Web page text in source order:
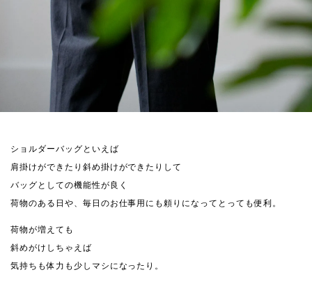
ショルダーバッグといえば
肩掛けができたり斜め掛けができたりして
バッグとしての機能性が良く
荷物のある日や、毎日のお仕事用にも頼りになってとっても便利。
荷物が増えても
斜めがけしちゃえば
気持ちも体力も少しマシになったり。